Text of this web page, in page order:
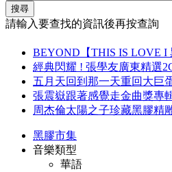
搜尋
請輸入要查找的資訊後再按查詢
BEYOND【THIS IS LOVE I
經典閃耀 ! 張學友廣東精選
五月天回到那一天重回大巨
張震嶽跟著感覺走金曲獎專
周杰倫太陽之子珍藏黑膠精
黑膠市集
音樂類型
華語